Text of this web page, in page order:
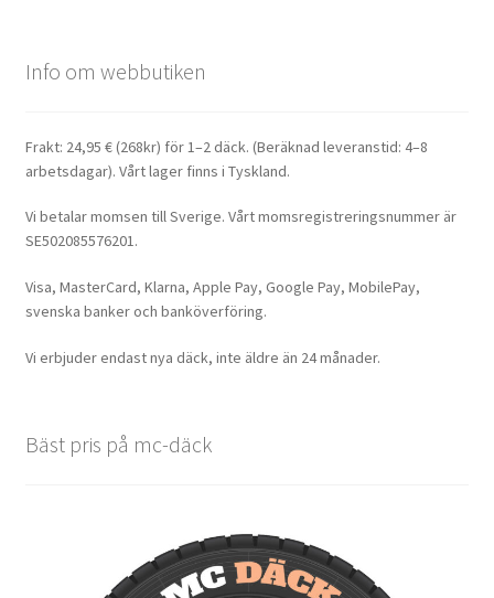
Info om webbutiken
Frakt: 24,95 € (268kr) för 1–2 däck. (Beräknad leveranstid: 4–8
arbetsdagar). Vårt lager finns i Tyskland.
Vi betalar momsen till Sverige. Vårt momsregistreringsnummer är
SE502085576201.
Visa, MasterCard, Klarna, Apple Pay, Google Pay, MobilePay,
svenska banker och banköverföring.
Vi erbjuder endast nya däck, inte äldre än 24 månader.
Bäst pris på mc-däck